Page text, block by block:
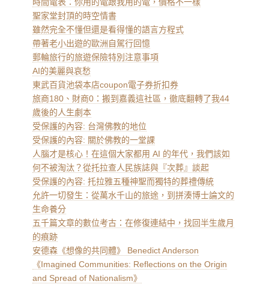
聖家堂封頂的時空情書
雖然完全不懂但還是看得懂的語言方程式
帶著老小出遊的歐洲自駕行回憶
郵輪旅行的旅遊保險特別注意事項
AI的美麗與哀愁
東武百貨池袋本店coupon電子券折扣券
旅商180、財商0：搬到嘉義這社區，徹底翻轉了我44
歲後的人生劇本
受保護的內容: 台灣佛教的地位
受保護的內容: 關於佛教的一堂課
人腦才是核心！在這個大家都用 AI 的年代，我們該如
何不被淘汰？從托拉查人民族誌與『次葬』談起
受保護的內容: 托拉雅五種神聖而獨特的葬禮傳統
允許一切發生：從萬水千山的旅途，到拼湊博士論文的
生命養分
五千篇文章的數位考古：在修復連結中，找回半生歲月
的痕跡
安德森《想像的共同體》 Benedict Anderson
《Imagined Communities: Reflections on the Origin
and Spread of Nationalism》